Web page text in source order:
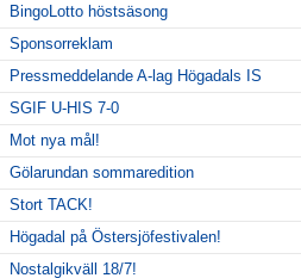
BingoLotto höstsäsong
Sponsorreklam
Pressmeddelande A-lag Högadals IS
SGIF U-HIS 7-0
Mot nya mål!
Gölarundan sommaredition
Stort TACK!
Högadal på Östersjöfestivalen!
Nostalgikväll 18/7!